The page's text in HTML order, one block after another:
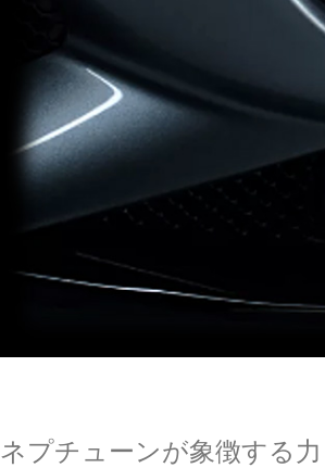
ネプチューンが象徴する